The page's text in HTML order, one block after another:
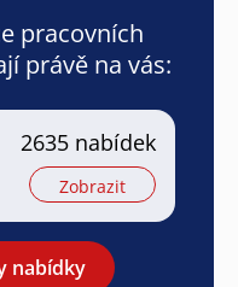
pracovních
právě na vás:
2635 nabídek
Zobrazit
nabídky